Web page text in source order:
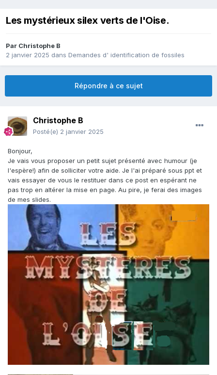
Les mystérieux silex verts de l'Oise.
Par Christophe B
2 janvier 2025 dans Demandes d' identification de fossiles
Répondre à ce sujet
Christophe B
Posté(e) 2 janvier 2025
Bonjour,
Je vais vous proposer un petit sujet présenté avec humour (je
l'espère!) afin de solliciter votre aide. Je l'ai préparé sous ppt et
vais essayer de vous le restituer dans ce post en espérant ne
pas trop en altérer la mise en page. Au pire, je ferai des images
de mes slides.